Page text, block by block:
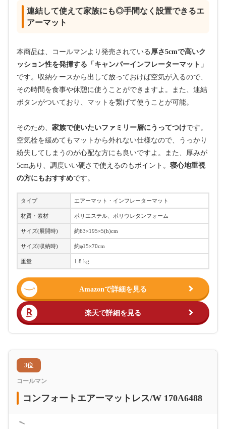
連結して使えて家族にも◎手間なく設置できるエ
アーマット
本商品は、コールマンより発売されている 厚さ5cmで高いク
ッション性を発揮する「キャンパーインフレーターマット」
です。収納ケースから出して放っておけば空気が入るので、
その時間を食事や休憩に使うことができますよ。また、連結
ボタンがついており、マットを繋げて使うことが可能。
そのため、 家族で使いたいファミリー層にうってつけです。
空気栓を緩めてもマットから外れない仕様なので、うっかり
紛失してしまうのが心配な方にも良いですよ。また、厚みが
5cmあり、調度いい硬さで使えるのもポイント。 寝心地重視
の方にもおすすめです。
タイプ エアーマット・インフレーターマット
材質・素材 ポリエステル、ポリウレタンフォーム
サイズ(展開時) 約63×195×5(h)cm
サイズ(収納時) 約φ15×70cm
重量 1.8 kg
Amazonで詳細を見る
楽天で詳細を見る
3位
コールマン
コンフォートエアーマットレス/W 170A6488
＜